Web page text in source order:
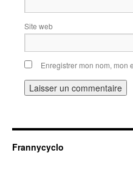
Site web
Enregistrer mon nom, mon
Frannycyclo